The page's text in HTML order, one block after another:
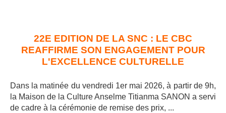
22E EDITION DE LA SNC : LE CBC
REAFFIRME SON ENGAGEMENT POUR
L'EXCELLENCE CULTURELLE
Dans la matinée du vendredi 1er mai 2026, à partir de 9h,
la Maison de la Culture Anselme Titianma SANON a servi
de cadre à la cérémonie de remise des prix, ...